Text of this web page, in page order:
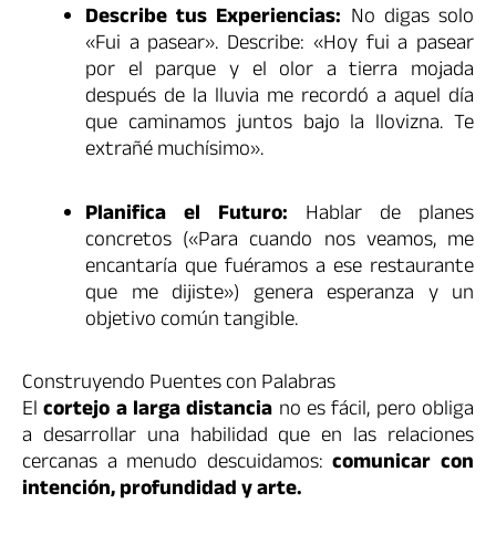
Describe tus Experiencias: No digas solo
«Fui a pasear». Describe: «Hoy fui a pasear
por el parque y el olor a tierra mojada
después de la lluvia me recordó a aquel día
que caminamos juntos bajo la llovizna. Te
extrañé muchísimo».
Planifica el Futuro: Hablar de planes
concretos («Para cuando nos veamos, me
encantaría que fuéramos a ese restaurante
que me dijiste») genera esperanza y un
objetivo común tangible.
Construyendo Puentes con Palabras
Elcortejo a larga distancia no es fácil, pero obliga
a desarrollar una habilidad que en las relaciones
cercanas a menudo descuidamos:comunicar con
intención, profundidad y arte.